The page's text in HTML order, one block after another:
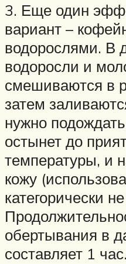
3. Еще один
вариант –
водорослями. В
водоросли и
смешиваются в
затем
нужно
остынет до
температуры, и
кожу
категорически
обертывания в
составляет 1 час.